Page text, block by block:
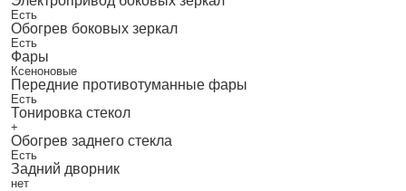
Есть
Обогрев боковых зеркал
Есть
Фары
Ксеноновые
Передние противотуманные фары
Есть
Тонировка стекол
+
Обогрев заднего стекла
Есть
Задний дворник
нет